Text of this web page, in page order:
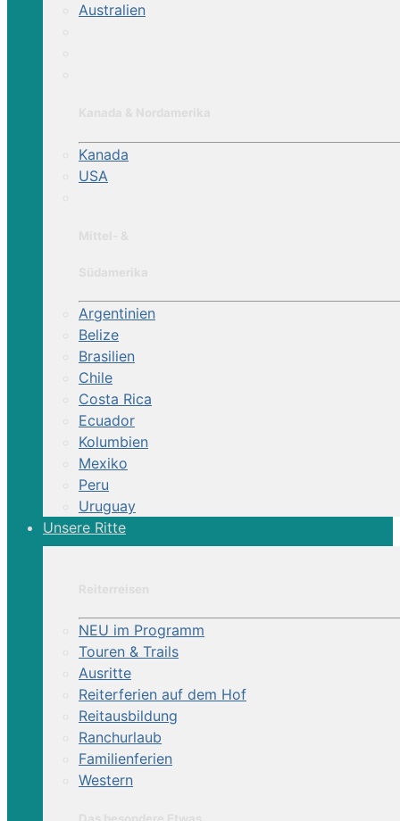
Australien
Kanada
USA
Argentinien
Belize
Brasilien
Chile
Costa Rica
Ecuador
Kolumbien
Mexiko
Peru
Uruguay
Unsere Ritte
NEU im Programm
Touren & Trails
Ausritte
Reiterferien auf dem Hof
Reitausbildung
Ranchurlaub
Familienferien
Western